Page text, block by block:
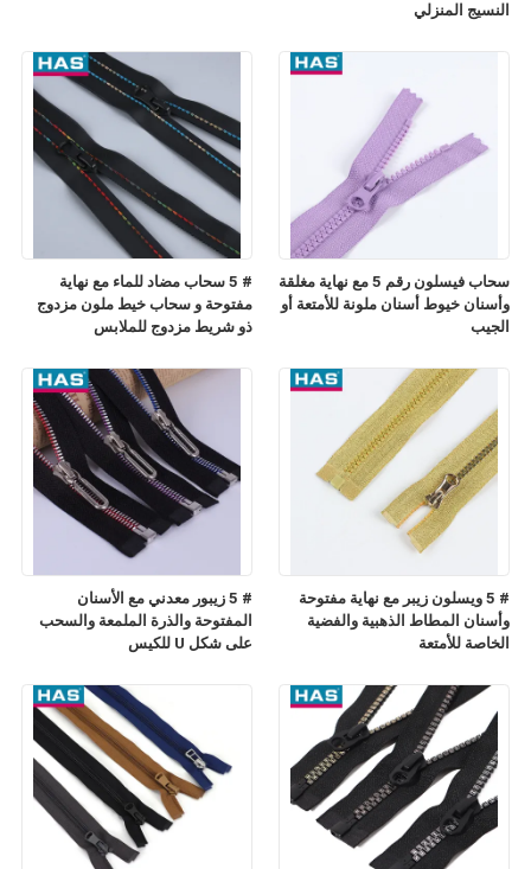
النسيج المنزلي
# 5 سحاب مضاد للماء مع نهاية
مفتوحة و سحاب خيط ملون مزدوج
ذو شريط مزدوج للملابس
سحاب فيسلون رقم 5 مع نهاية مغلقة
وأسنان خيوط أسنان ملونة للأمتعة أو
الجيب
# 5 زيبور معدني مع الأسنان
المفتوحة والذرة الملمعة والسحب
على شكل U للكيس
# 5 ويسلون زيبر مع نهاية مفتوحة
وأسنان المطاط الذهبية والفضية
الخاصة للأمتعة